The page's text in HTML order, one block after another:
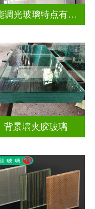
智能调光玻璃特点有哪些方面
背景墙夹胶玻璃